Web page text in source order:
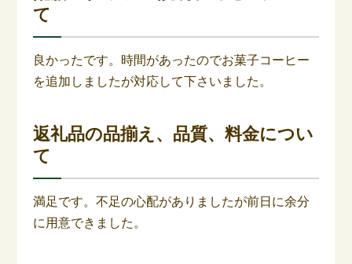
て
良かったです。時間があったのでお菓子コーヒー
を追加しましたが対応して下さいました。
返礼品の品揃え、品質、料金につい
て
満足です。不足の心配がありましたが前日に余分
に用意できました。